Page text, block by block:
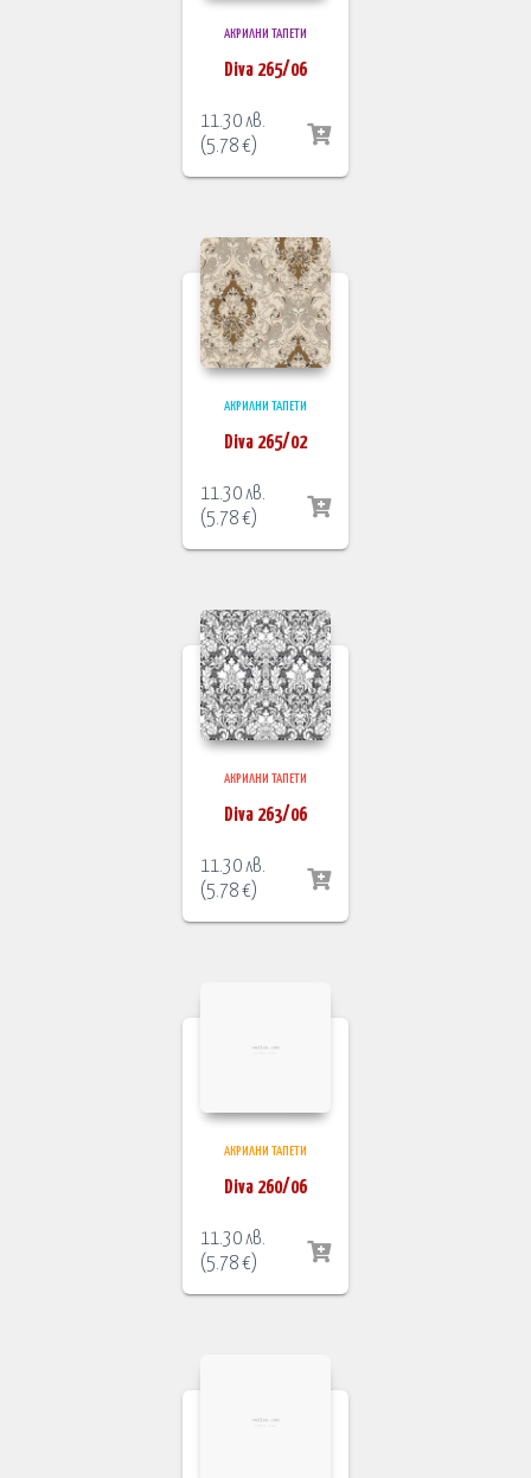
АКРИЛНИ ТАПЕТИ
Diva 265/06
11.30лв.
(5.78€)
АКРИЛНИ ТАПЕТИ
Diva 265/02
11.30лв.
(5.78€)
АКРИЛНИ ТАПЕТИ
Diva 263/06
11.30лв.
(5.78€)
АКРИЛНИ ТАПЕТИ
Diva 260/06
11.30лв.
(5.78€)